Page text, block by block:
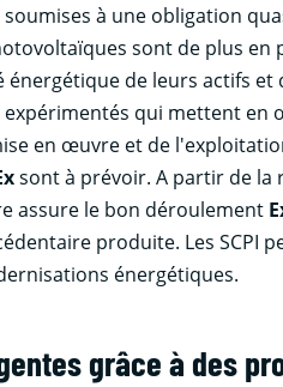
à une obligation
sont de plus
de leurs actifs
expérimentés qui mettent
en œuvre et de
sont à prévoir. A partir de la
assure le bon déroulement
produite. Les SCPI
énergétiques.
grâce à des